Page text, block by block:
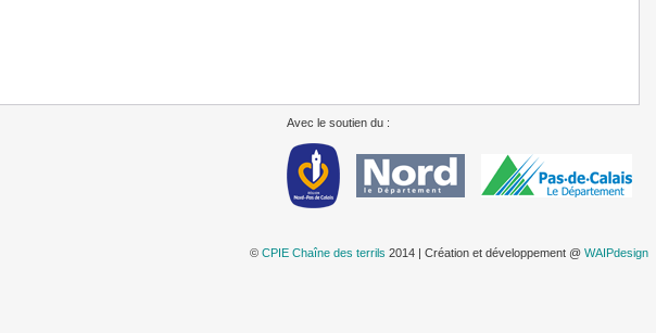
Avec le soutien du :
© CPIE Chaîne des terrils 2014 | Création et développement @ WAIPdesign